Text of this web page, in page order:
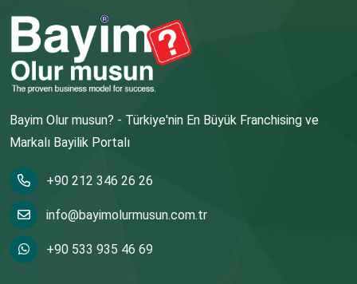
Bayim Olur musun? - Türkiye'nin En Büyük Franchising ve
Markalı Bayilik Portalı
+90 212 346 26 26
info@bayimolurmusun.com.tr
+90 533 935 46 69